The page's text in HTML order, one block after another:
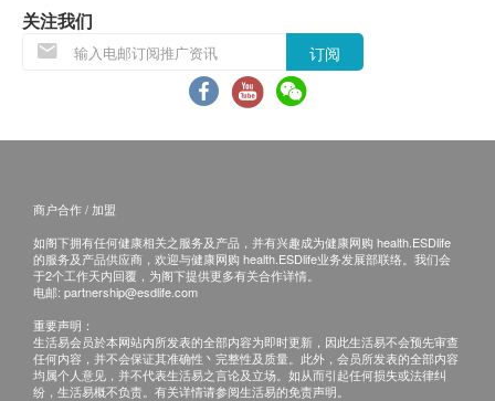
入口中,清水除外)，如有任何检测之问题，欢迎致电
3504 2738 本中心查询。
检测流程
1. 订购检测套装: 购买之后，跟我们的专业团队3504
2738 预约，即能为您贴心安排。
2. 样本采集: 收到后，根据指示，可自行在家采集口
本服务/产品由商户提供。生活易【健康网购
health.ESDlife】并没有经营或提供本服务/产品。
有关此服务/产品的错漏或延误，或因使用此服务/
产品而引致的损失、损害、受伤或法律诉讼，健康
关注我们
订阅
商户合作 / 加盟
如阁下拥有任何健康相关之服务及产品，并有兴趣成为健康网购 health.ESDlife
的服务及产品供应商，欢迎与健康网购 health.ESDlife业务发展部联络。我们会
于2个工作天内回覆，为阁下提供更多有关合作详情。
电邮: partnership@esdlife.com
重要声明：
生活易会员於本网站内所发表的全部内容为即时更新，因此生活易不会预先审查
任何内容，并不会保证其准确性丶完整性及质量。此外，会员所发表的全部内容
均属个人意见，并不代表生活易之言论及立场。如从而引起任何损失或法律纠
纷，生活易概不负责。有关详情请参阅生活易的免责声明。